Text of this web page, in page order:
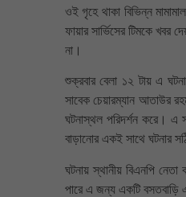
ওই গৃহে থাকা বিভিন্ন
ফায়ার সার্ভিসের টিমকে
না।
শুক্রবার বেলা ১২ টায় এ
সাবেক চেয়ারম্যান আতাউর
ঘটনাস্থল পরিদর্শন করে। এ
বাড়ানোর একই সাথে ঘটনার
ঘটনায় স্থানীয় বিএনপি
পারে এ জন্য একটি বসতবাড়ি